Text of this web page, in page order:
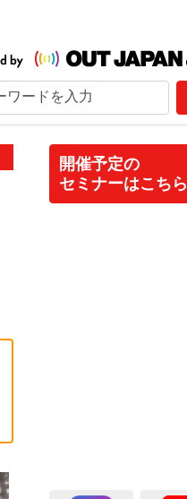
開催予定の
セミナーはこちら